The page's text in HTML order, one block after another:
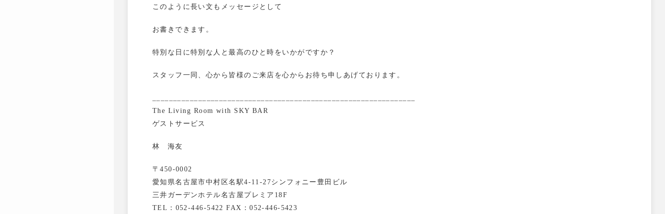
このように長い文もメッセージとして
お書きできます。
特別な日に特別な人と最高のひと時をいかがですか？
スタッフ一同、心から皆様のご来店を心からお待ち申しあげております。
The Living Room with SKY BAR
ゲストサービス
林 海友
〒450-0002
愛知県名古屋市中村区名駅4-11-27シンフォニー豊田ビル
三井ガーデンホテル名古屋プレミア18F
TEL：052-446-5422 FAX：052-446-5423